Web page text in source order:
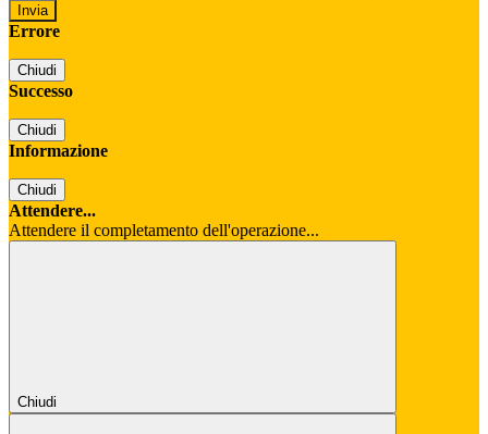
Errore
Chiudi
Successo
Chiudi
Informazione
Chiudi
Attendere...
Attendere il completamento dell'operazione...
Chiudi